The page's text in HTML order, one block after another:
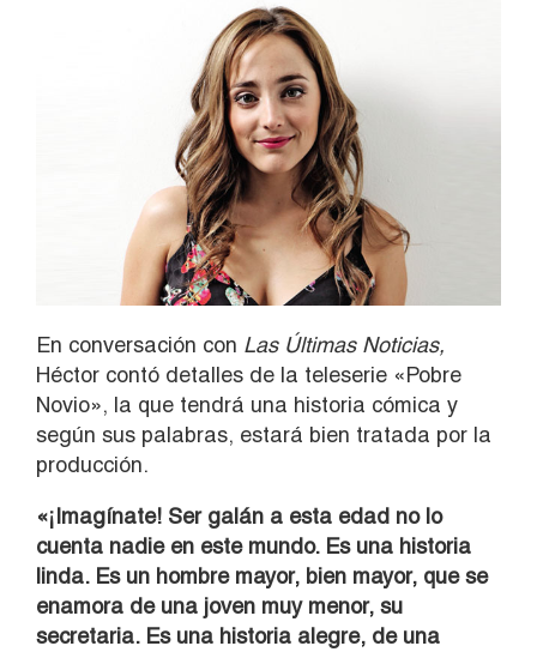
En conversación con Las Últimas Noticias,
Héctor contó detalles de la teleserie «Pobre
Novio», la que tendrá una historia cómica y
según sus palabras, estará bien tratada por la
producción.
«¡Imagínate! Ser galán a esta edad no lo
cuenta nadie en este mundo. Es una historia
linda. Es un hombre mayor, bien mayor, que se
enamora de una joven muy menor, su
secretaria. Es una historia alegre, de una